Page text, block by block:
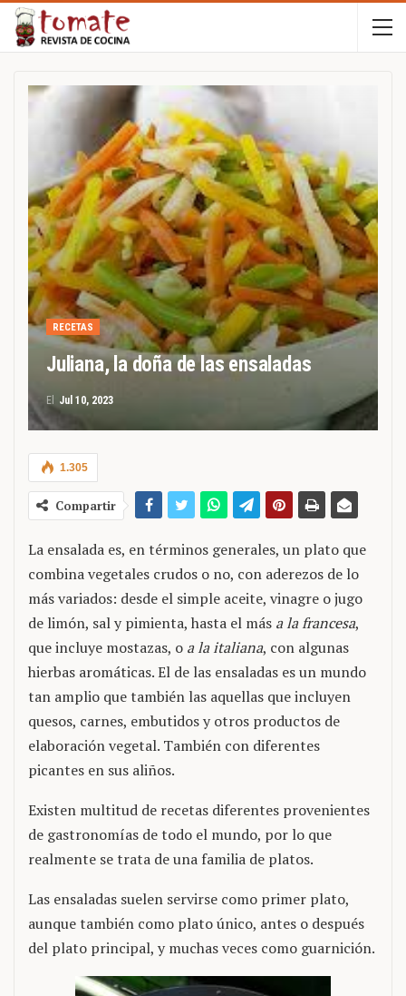
RECETAS
Juliana, la doña de las ensaladas
El Jul 10, 2023
1.305
Compartir
La ensalada es, en términos generales, un plato que
combina vegetales crudos o no, con aderezos de lo
más variados: desde el simple aceite, vinagre o jugo
de limón, sal y pimienta, hasta el más a la francesa,
que incluye mostazas, o a la italiana, con algunas
hierbas aromáticas. El de las ensaladas es un mundo
tan amplio que también las aquellas que incluyen
quesos, carnes, embutidos y otros productos de
elaboración vegetal. También con diferentes
picantes en sus aliños.
Existen multitud de recetas diferentes provenientes
de gastronomías de todo el mundo, por lo que
realmente se trata de una familia de platos.
Las ensaladas suelen servirse como primer plato,
aunque también como plato único, antes o después
del plato principal, y muchas veces como guarnición.